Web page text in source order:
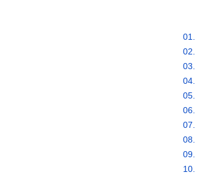
01.
02.
03.
04.
05.
06.
07.
08.
09.
10.